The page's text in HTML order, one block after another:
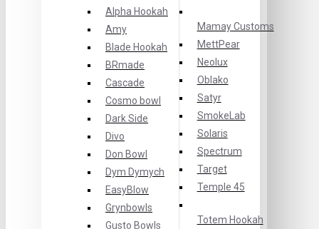
Alpha Hookah
Amy
Blade Hookah
BRmade
Cascade
Cosmo bowl
Dark Side
Divo
Don Bowl
Dym Dymych
EasyBlow
Grynbowls
Gusto Bowls
Mamay Customs
MettPear
Neolux
Oblako
Satyr
SmokeLab
Solaris
Spectrum
Target
Temple 45
Totem Hookah